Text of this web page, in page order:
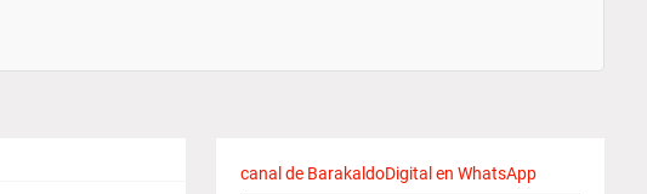
canal de BarakaldoDigital en WhatsApp